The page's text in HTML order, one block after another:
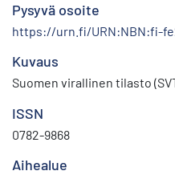
Pysyvä osoite
https://urn.fi/URN:NBN:fi-
Kuvaus
Suomen virallinen tilasto
ISSN
0782-9868
Aihealue